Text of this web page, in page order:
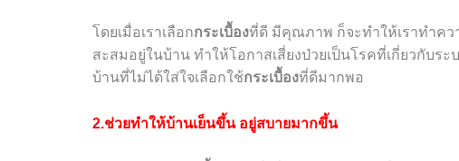
โดยเมื่อเราเลือกกระเบื้องที่ดี มีคุณภาพ ก็จะทำให้เราทำคว
สะสมอยู่ในบ้าน ทำให้โอกาสเสี่ยงป่วยเป็นโรคที่เกี่ยวกับร
บ้านที่ไม่ได้ใส่ใจเลือกใช้กระเบื้องที่ดีมากพอ
2.ช่วยทำให้บ้านเย็นขึ้น อยู่สบายมากขึ้น